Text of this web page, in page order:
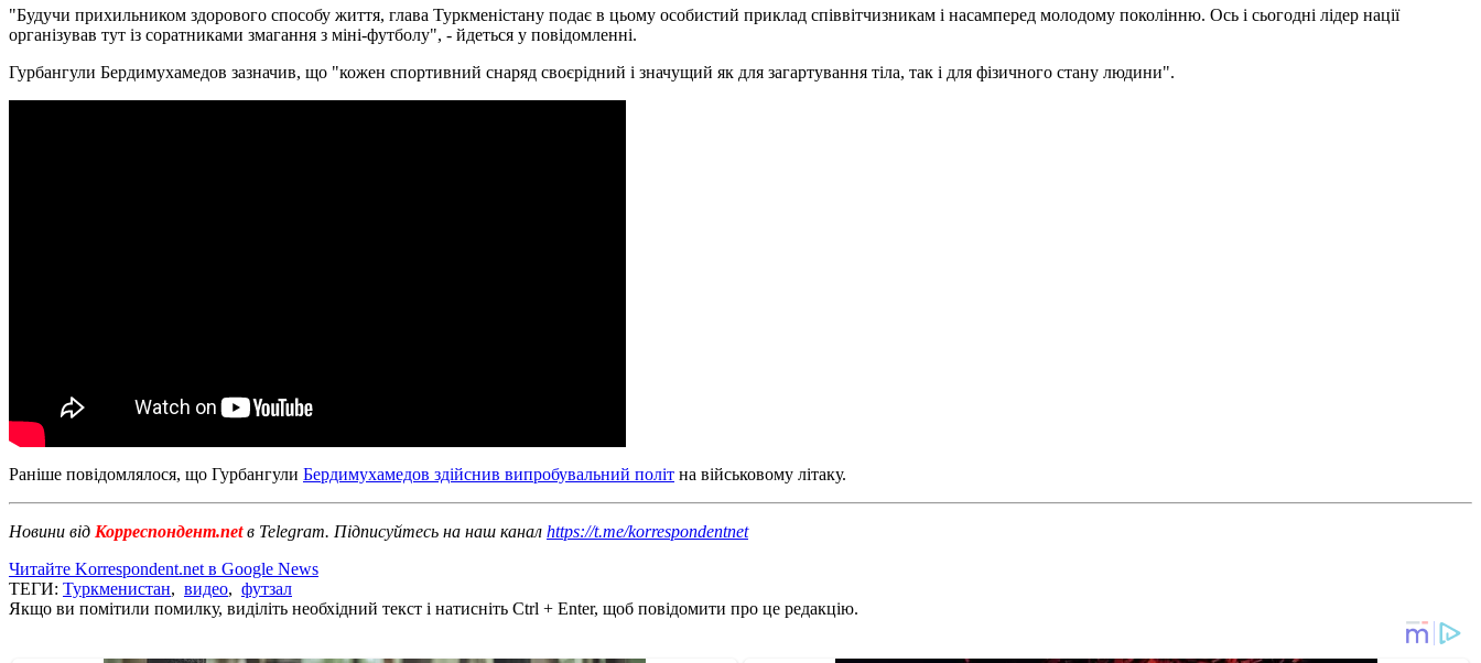
"Будучи прихильником здорового способу життя, глава Туркменістану подає в цьому особистий приклад співвітчизникам і насамперед молодому поколінню. Ось і сьогодні лідер нації
організував тут із соратниками змагання з міні-футболу", - йдеться у повідомленні.
Гурбангули Бердимухамедов зазначив, що "кожен спортивний снаряд своєрідний і значущий як для загартування тіла, так і для фізичного стану людини".
Раніше повідомлялося, що Гурбангули Бердимухамедов здійснив випробувальний політ на військовому літаку.
Новини від Корреспондент.netв Telegram. Підписуйтесь на наш канал https://t.me/korrespondentnet
Читайте Korrespondent.net в Google News
ТЕГИ: Туркменистан, видео, футзал
Якщо ви помітили помилку, виділіть необхідний текст і натисніть Ctrl + Enter, щоб повідомити про це редакцію.